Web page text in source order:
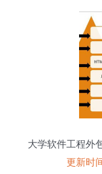
大学软件工程外
更新时